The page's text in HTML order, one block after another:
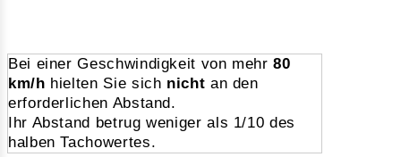
Bei einer Geschwindigkeit von mehr80
km/h hielten Sie sich nicht an den
erforderlichen Abstand.
Ihr Abstand betrug weniger als 1/10 des
halben Tachowertes.